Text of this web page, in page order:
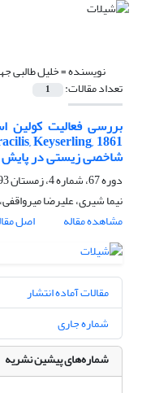
نویسنده =خلیل طالبی
تعداد مقالات: 1
شاخصی زیستی در
دوره 67، شماره 4، زمستان 1393، صفحه
نیما شیری، علیرضا
مشاهده مقاله
اصل
مقالات آماده انتشار
شماره جاری
شماره‌های پیشین نشریه